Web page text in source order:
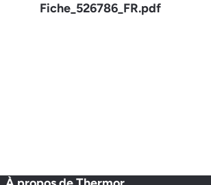
Fiche_526786_FR.pdf